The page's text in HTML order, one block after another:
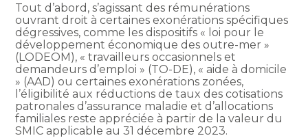
Tout d’abord, s’agissant des rémunérations
ouvrant droit à certaines exonérations spécifiques
dégressives, comme les dispositifs « loi pour le
développement économique des outre-mer »
(LODEOM), « travailleurs occasionnels et
demandeurs d’emploi » (TO-DE), « aide à domicile
» (AAD) ou certaines exonérations zonées,
l’éligibilité aux réductions de taux des cotisations
patronales d’assurance maladie et d’allocations
familiales reste appréciée à partir de la valeur du
SMIC applicable au 31 décembre 2023.